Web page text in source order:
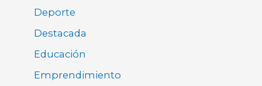
Deporte
Destacada
Educación
Emprendimiento